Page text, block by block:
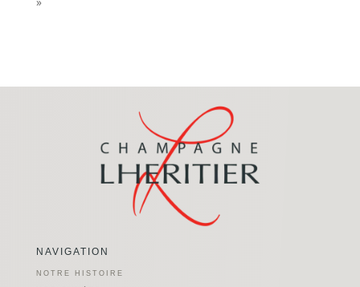
NAVIGATION
NOTRE HISTOIRE